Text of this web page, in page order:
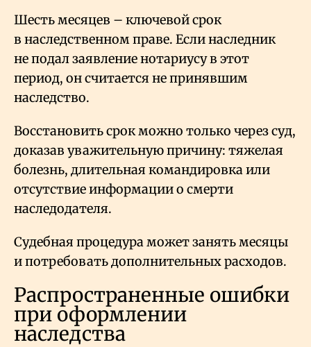
Шесть месяцев – ключевой срок
в наследственном праве. Если наследник
не подал заявление нотариусу в этот
период, он считается не принявшим
наследство.
Восстановить срок можно только через суд,
доказав уважительную причину: тяжелая
болезнь, длительная командировка или
отсутствие информации о смерти
наследодателя.
Судебная процедура может занять месяцы
и потребовать дополнительных расходов.
Распространенные ошибки
при оформлении
наследства